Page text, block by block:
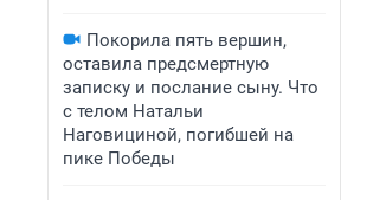
Покорила пять вершин,
оставила предсмертную
записку и послание сыну. Что
с телом Натальи
Наговициной, погибшей на
пике Победы